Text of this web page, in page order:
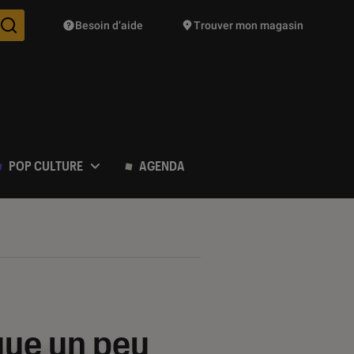
Des suggestions de produits vont vous être proposées
Besoin d’aide Trouver mon magasin
POP CULTURE AGENDA
un peu